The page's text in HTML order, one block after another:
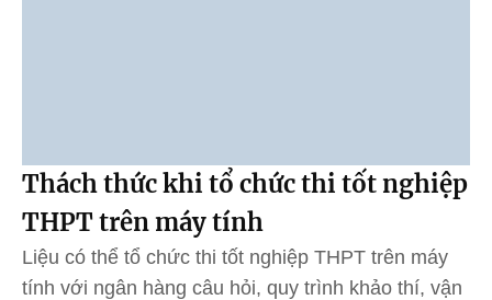
Thách thức khi tổ chức thi tốt nghiệp
THPT trên máy tính
Liệu có thể tổ chức thi tốt nghiệp THPT trên máy
tính với ngân hàng câu hỏi, quy trình khảo thí, vận